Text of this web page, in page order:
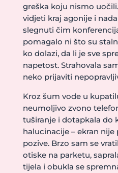
greška koju nismo
vidjeti kraj agonije i
slegnuti čim
pomagalo ni što su
ko dolazi, da li je sve
napetost. Strahovala
neko prijaviti
Kroz šum vode u
neumoljivo zvono
tuširanje i dotapkala do
halucinacije – ekran
pozive. Brzo sam se
otiske na parketu,
tijela i obukla se